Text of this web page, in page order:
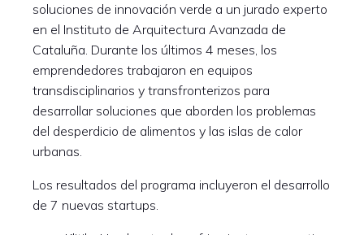
soluciones de innovación verde a un jurado experto
en el Instituto de Arquitectura Avanzada de
Cataluña. Durante los últimos 4 meses, los
emprendedores trabajaron en equipos
transdisciplinarios y transfronterizos para
desarrollar soluciones que aborden los problemas
del desperdicio de alimentos y las islas de calor
urbanas.
Los resultados del programa incluyeron el desarrollo
de 7 nuevas startups.